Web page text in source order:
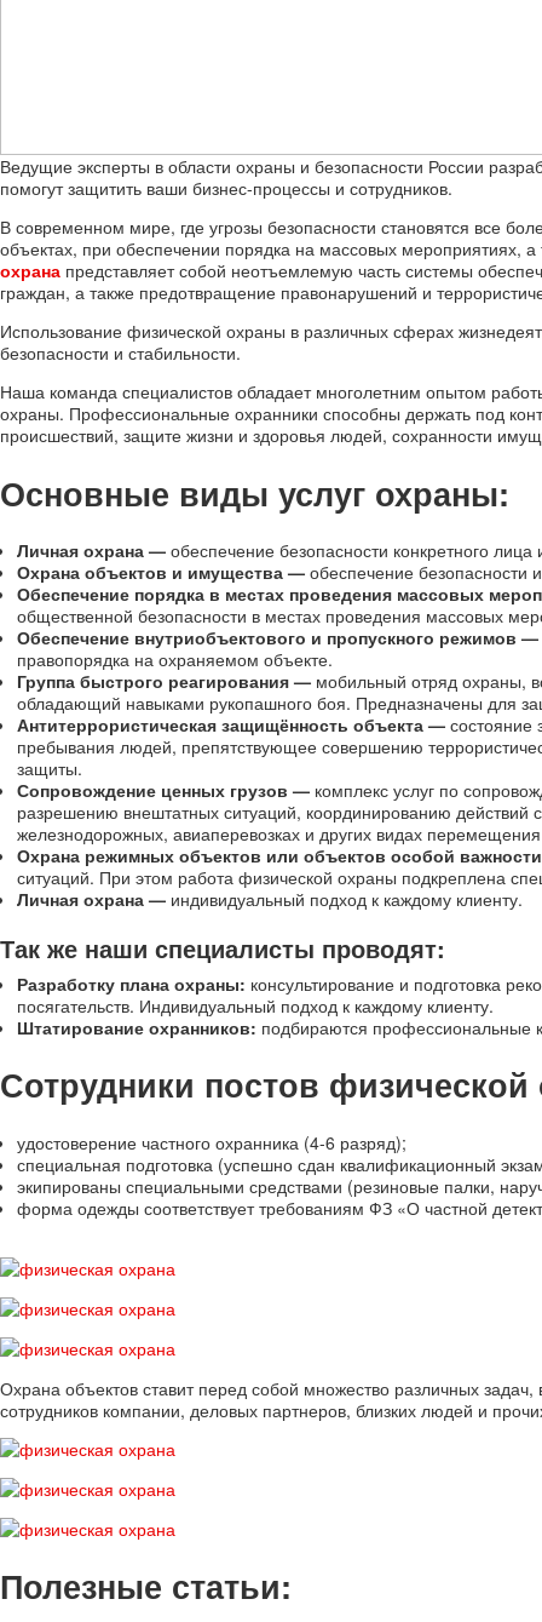
Ведущие эксперты в области охраны и безопасности России
помогут защитить ваши бизнес-процессы и сотрудников.
В современном мире, где угрозы безопасности становятся все
объектах, при обеспечении порядка на массовых мероприятиях,
охрана представляет собой неотъемлемую часть системы
граждан, а также предотвращение правонарушений и
Использование физической охраны в различных сферах
безопасности и стабильности.
Наша команда специалистов обладает многолетним опытом
охраны. Профессиональные охранники способны держать под
происшествий, защите жизни и здоровья людей, сохранности
Основные виды услуг охраны:
Личная охрана — обеспечение безопасности конкретного
Охрана объектов и имущества — обеспечение безопасности
Обеспечение порядка в местах проведения массовых
общественной безопасности в местах проведения массовых
Обеспечение внутриобъектового и пропускного режимов —
правопорядка на охраняемом объекте.
Группа быстрого реагирования — мобильный отряд охраны,
обладающий навыками рукопашного боя. Предназначены для
Антитеррористическая защищённость объекта — состояние
пребывания людей, препятствующее совершению
защиты.
Сопровождение ценных грузов — комплекс услуг по
разрешению внештатных ситуаций, координированию
железнодорожных, авиаперевозках и других видах перемещения
Охрана режимных объектов или объектов особой
ситуаций. При этом работа физической охраны подкреплена
Личная охрана — индивидуальный подход к каждому клиенту.
Так же наши специалисты проводят:
Разработку плана охраны: консультирование и подготовка
посягательств. Индивидуальный подход к каждому клиенту.
Штатирование охранников: подбираются профессиональные
Сотрудники постов
удостоверение частного охранника (4-6 разряд);
специальная подготовка (успешно сдан квалификационный
экипированы специальными средствами (резиновые палки,
форма одежды соответствует требованиям ФЗ «О частной
Охрана объектов ставит перед собой множество различных
сотрудников компании, деловых партнеров, близких людей и
Полезные статьи: